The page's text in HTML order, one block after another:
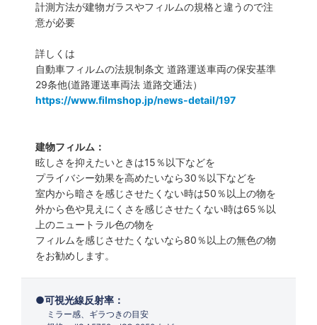
計測方法が建物ガラスやフィルムの規格と違うので注
意が必要
詳しくは
自動車フィルムの法規制条文 道路運送車両の保安基準
29条他(道路運送車両法 道路交通法）
https://www.filmshop.jp/news-detail/197
建物フィルム：
眩しさを抑えたいときは15％以下などを
プライバシー効果を高めたいなら30％以下などを
室内から暗さを感じさせたくない時は50％以上の物を
外から色や見えにくさを感じさせたくない時は65％以
上のニュートラル色の物を
フィルムを感じさせたくないなら80％以上の無色の物
をお勧めします。
可視光線反射率：
ミラー感、ギラつきの目安